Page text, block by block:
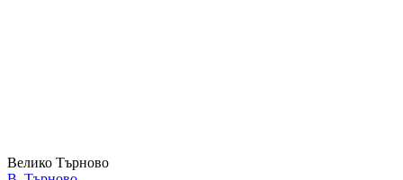
Велико Търново